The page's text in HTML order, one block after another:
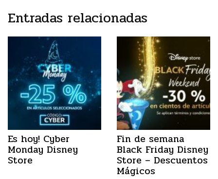
Entradas relacionadas
Es hoy! Cyber
Monday Disney
Store
Fin de semana
Black Friday Disney
Store – Descuentos
Mágicos